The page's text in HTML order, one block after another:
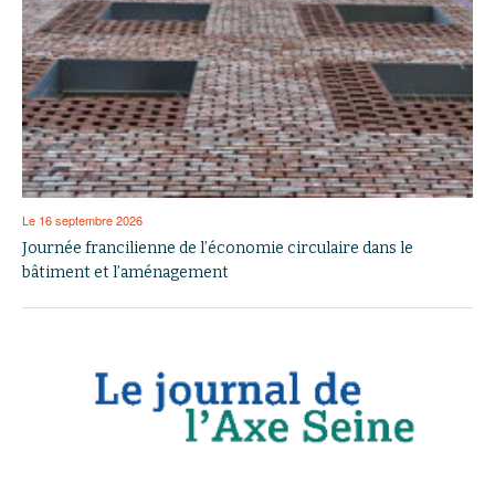
Le 16 septembre 2026
Journée francilienne de l’économie circulaire dans le
bâtiment et l’aménagement